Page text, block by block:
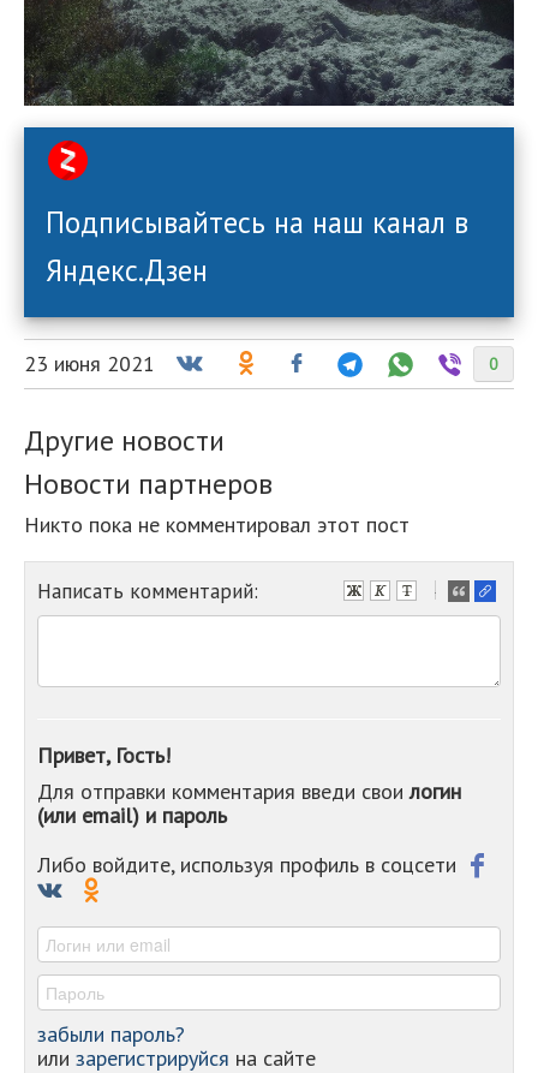
Подписывайтесь на наш канал в
Яндекс.Дзен
0
23 июня 2021
Другие новости
Новости партнеров
Никто пока не комментировал этот пост
Написать комментарий:
-
-
-
-
-
Привет, Гость!
Для отправки комментария введи своилогин
(или email) и пароль
Либо войдите, используя профиль в соцсети
забыли пароль?
или зарегистрируйся на сайте